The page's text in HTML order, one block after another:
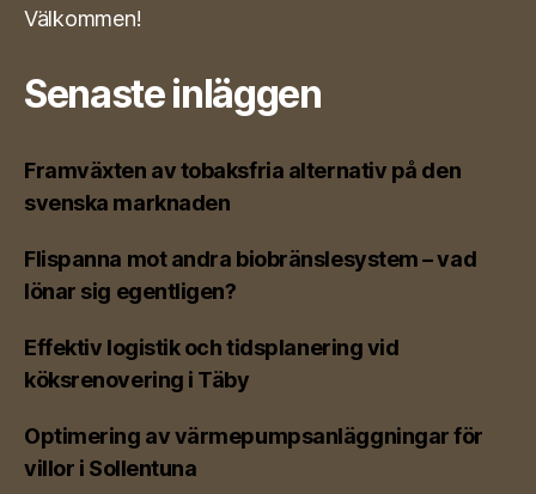
Välkommen!
Senaste inläggen
Framväxten av tobaksfria alternativ på den
svenska marknaden
Flispanna mot andra biobränslesystem – vad
lönar sig egentligen?
Effektiv logistik och tidsplanering vid
köksrenovering i Täby
Optimering av värmepumpsanläggningar för
villor i Sollentuna